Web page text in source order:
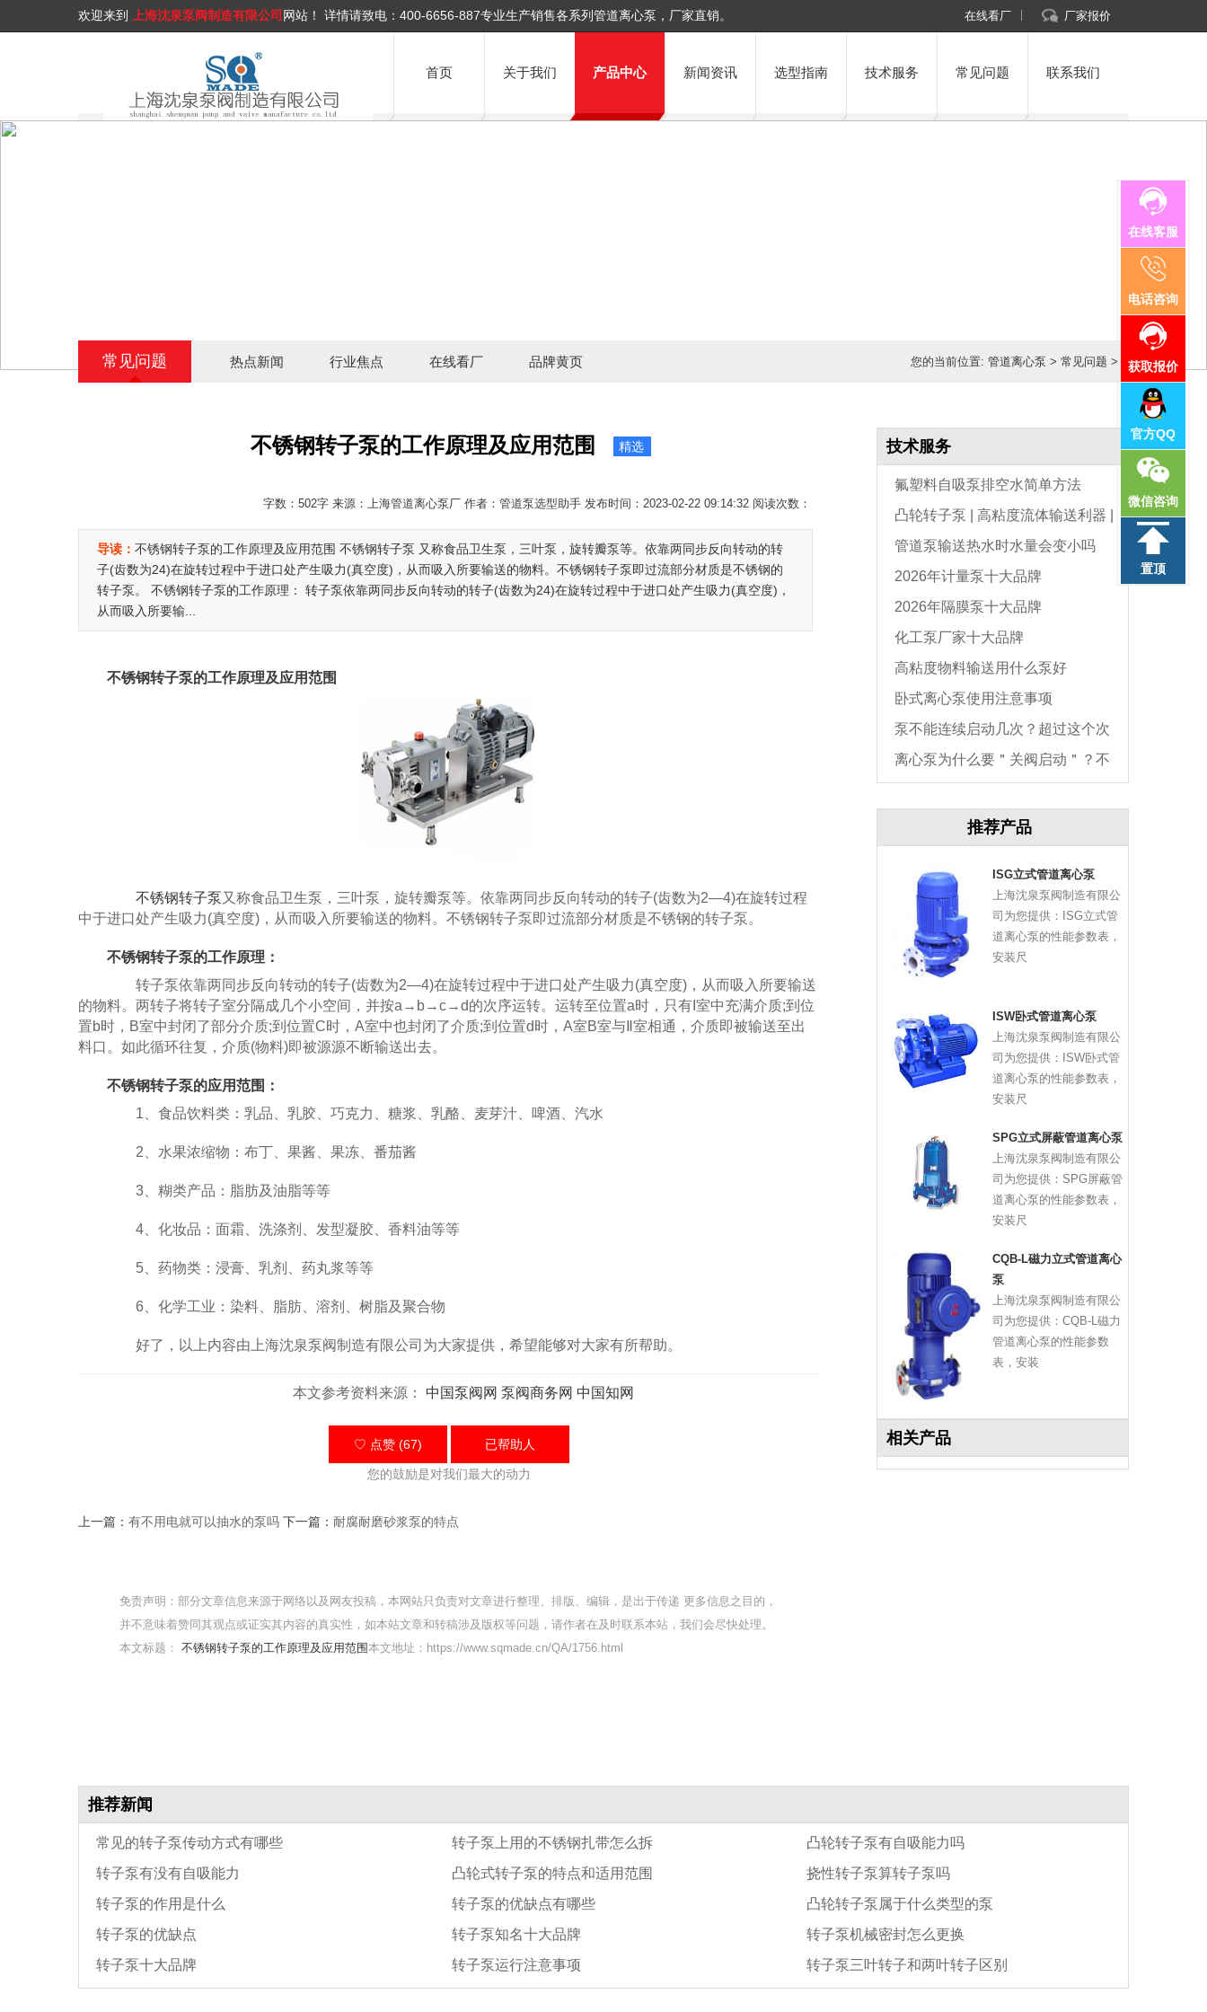
欢迎来到 上海沈泉泵阀制造有限公司 网站！ 详情请致电： 400-6656-887专业生产销售各系列管道离心泵，厂家直销。 在线看厂 厂家报价
首页 关于我们 产品中心 新闻资讯 选型指南 技术服务 常见问题 联系我们
在线客服
电话咨询
获取报价
官方QQ
微信咨询
置顶
常见问题 热点新闻 行业焦点 在线看厂 品牌黄页 您的当前位置:管道离心泵 >常见问题 >
不锈钢转子泵的工作原理及应用范围 精选
字数：502字 来源：上海管道离心泵厂 作者：管道泵选型助手 发布时间：2023-02-22 09:14:32 阅读次数：
导读： 不锈钢转子泵的工作原理及应用范围 不锈钢转子泵 又称食品卫生泵，三叶泵，旋转瓣泵等。依靠两同步反向转动的转
子(齿数为24)在旋转过程中于进口处产生吸力(真空度)，从而吸入所要输送的物料。不锈钢转子泵即过流部分材质是不锈钢的
转子泵。 不锈钢转子泵的工作原理： 转子泵依靠两同步反向转动的转子(齿数为24)在旋转过程中于进口处产生吸力(真空度)，
从而吸入所要输...
不锈钢转子泵的工作原理及应用范围
不锈钢转子泵又称食品卫生泵，三叶泵，旋转瓣泵等。依靠两同步反向转动的转子(齿数为2—4)在旋转过程
中于进口处产生吸力(真空度)，从而吸入所要输送的物料。不锈钢转子泵即过流部分材质是不锈钢的转子泵。
不锈钢转子泵的工作原理：
转子泵依靠两同步反向转动的转子(齿数为2—4)在旋转过程中于进口处产生吸力(真空度)，从而吸入所要输送
的物料。两转子将转子室分隔成几个小空间，并按a→b→c→d的次序运转。运转至位置a时，只有I室中充满介质;到位
置b时，B室中封闭了部分介质;到位置C时，A室中也封闭了介质;到位置d时，A室B室与Ⅱ室相通，介质即被输送至出
料口。如此循环往复，介质(物料)即被源源不断输送出去。
不锈钢转子泵的应用范围：
1、食品饮料类：乳品、乳胶、巧克力、糖浆、乳酪、麦芽汁、啤酒、汽水
2、水果浓缩物：布丁、果酱、果冻、番茄酱
3、糊类产品：脂肪及油脂等等
4、化妆品：面霜、洗涤剂、发型凝胶、香料油等等
5、药物类：浸膏、乳剂、药丸浆等等
6、化学工业：染料、脂肪、溶剂、树脂及聚合物
好了，以上内容由上海沈泉泵阀制造有限公司为大家提供，希望能够对大家有所帮助。
本文参考资料来源： 中国泵阀网 泵阀商务网 中国知网
♡ 点赞 (67) 已帮助人
您的鼓励是对我们最大的动力
上一篇： 有不用电就可以抽水的泵吗 下一篇： 耐腐耐磨砂浆泵的特点
免责声明：部分文章信息来源于网络以及网友投稿，本网站只负责对文章进行整理、排版、编辑，是出于传递 更多信息之目的，
并不意味着赞同其观点或证实其内容的真实性，如本站文章和转稿涉及版权等问题，请作者在及时联系本站，我们会尽快处理。
本文标题： 不锈钢转子泵的工作原理及应用范围本文地址：https://www.sqmade.cn/QA/1756.html
技术服务
氟塑料自吸泵排空水简单方法
凸轮转子泵 | 高粘度流体输送利器 |
选型与维护全指南
管道泵输送热水时水量会变小吗
2026年计量泵十大品牌
2026年隔膜泵十大品牌
化工泵厂家十大品牌
高粘度物料输送用什么泵好
卧式离心泵使用注意事项
泵不能连续启动几次？超过这个次
数，电机必坏
离心泵为什么要＂关阀启动＂？不
推荐产品
ISG立式管道离心泵
上海沈泉泵阀制造有限公
司为您提供：ISG立式管
道离心泵的性能参数表，
安装尺
ISW卧式管道离心泵
上海沈泉泵阀制造有限公
司为您提供：ISW卧式管
道离心泵的性能参数表，
安装尺
SPG立式屏蔽管道离心泵
上海沈泉泵阀制造有限公
司为您提供：SPG屏蔽管
道离心泵的性能参数表，
安装尺
CQB-L磁力立式管道离心
泵
上海沈泉泵阀制造有限公
司为您提供：CQB-L磁力
管道离心泵的性能参数
表，安装
相关产品
推荐新闻
常见的转子泵传动方式有哪些 转子泵上用的不锈钢扎带怎么拆
凸轮转子泵有自吸能力吗
转子泵有没有自吸能力
凸轮式转子泵的特点和适用范围
挠性转子泵算转子泵吗
转子泵的作用是什么
转子泵的优缺点有哪些
凸轮转子泵属于什么类型的泵
转子泵的优缺点
转子泵知名十大品牌
转子泵机械密封怎么更换
转子泵十大品牌
转子泵运行注意事项 转子泵三叶转子和两叶转子区别